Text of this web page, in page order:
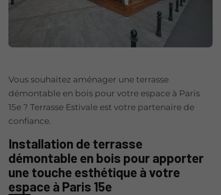
Vous souhaitez aménager une terrasse
démontable en bois pour votre espace à Paris
15e ? Terrasse Estivale est votre partenaire de
confiance.
Installation de terrasse
démontable en bois pour apporter
une touche esthétique à votre
espace à Paris 15e